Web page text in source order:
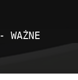
WAŻNE